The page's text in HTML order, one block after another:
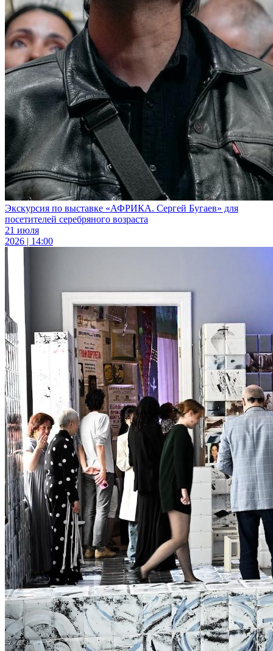
Экскурсия по выставке «АФРИКА. Сергей Бугаев» для
посетителей серебряного возраста
21 июля
2026 | 14:00